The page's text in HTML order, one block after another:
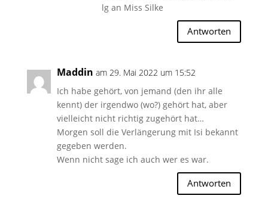
lg an Miss Silke
Antworten
Maddin am 29. Mai 2022 um 15:52
Ich habe gehört, von jemand (den ihr alle
kennt) der irgendwo (wo?) gehört hat, aber
vielleicht nicht richtig zugehört hat…
Morgen soll die Verlängerung mit Isi bekannt
gegeben werden.
Wenn nicht sage ich auch wer es war.
Antworten